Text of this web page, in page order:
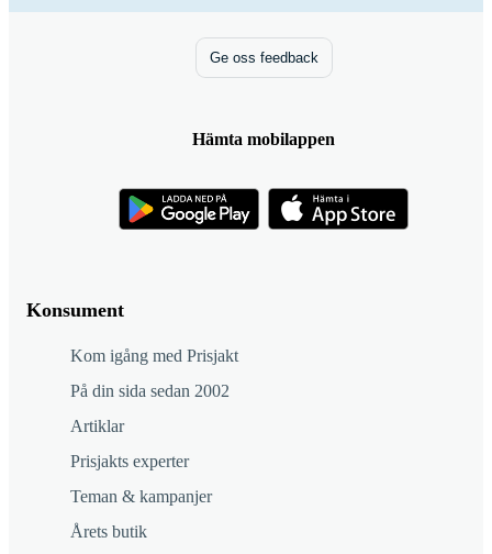
Konsument
Kom igång med Prisjakt
På din sida sedan 2002
Artiklar
Prisjakts experter
Teman & kampanjer
Årets butik
Ge oss feedback
Hämta mobilappen